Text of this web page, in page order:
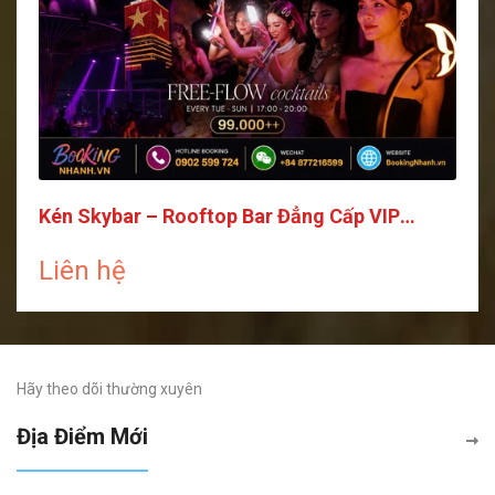
Kén Skybar – Rooftop Bar Đẳng Cấp VIP
Liên hệ
Hãy theo dõi thường xuyên
Địa Điểm Mới